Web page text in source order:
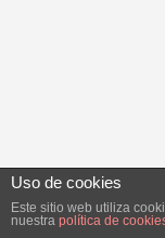
Uso de cookies
Este sitio web utiliza
nuestra política de